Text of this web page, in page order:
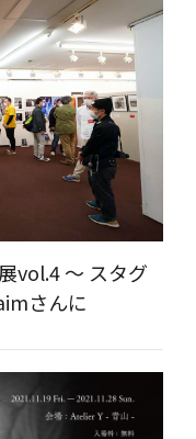
vol.4 ～ スタグ
さんに